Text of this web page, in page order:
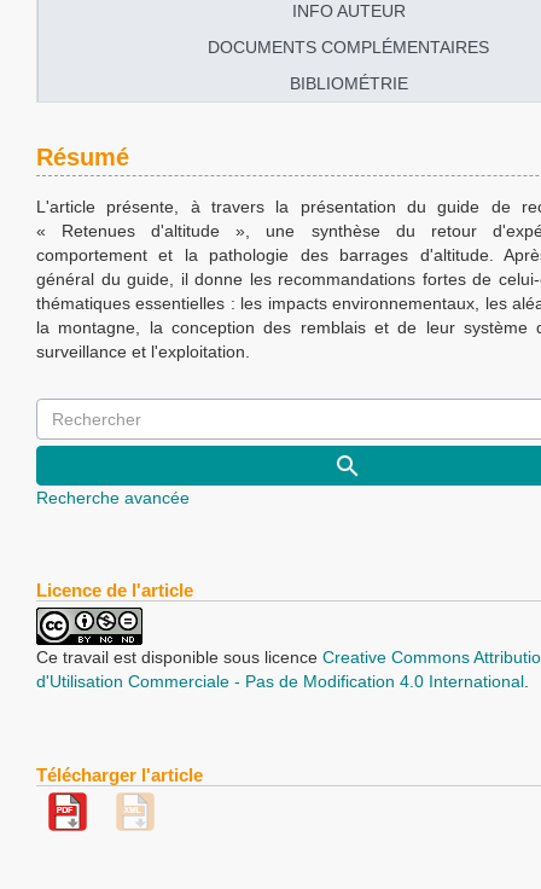
INFO AUTEUR
DOCUMENTS COMPLÉMENTAIRES
BIBLIOMÉTRIE
Résumé
L'article présente, à travers la présentation du guide de
« Retenues d'altitude », une synthèse du retour
comportement et la pathologie des barrages d'altitude.
général du guide, il donne les recommandations fortes de
thématiques essentielles : les impacts environnementaux, les
la montagne, la conception des remblais et de leur système
surveillance et l'exploitation.
Recherche avancée
Licence de l'article
Ce travail est disponible sous licence Creative Commons
d'Utilisation Commerciale - Pas de Modification 4.0 International.
Télécharger l'article